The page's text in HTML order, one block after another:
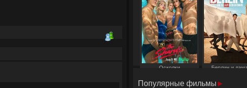
Осколки
Берлин и
Популярные фильмы